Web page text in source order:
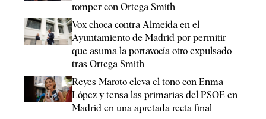
romper con Ortega Smith
Vox choca contra Almeida en el
Ayuntamiento de Madrid por permitir
que asuma la portavocía otro expulsado
tras Ortega Smith
Reyes Maroto eleva el tono con Enma
López y tensa las primarias del PSOE en
Madrid en una apretada recta final